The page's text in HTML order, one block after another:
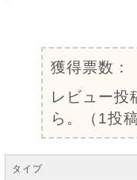
獲得票数：
レビュー投
ら。（1投
タイプ